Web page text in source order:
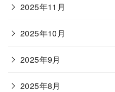
2025年11月
2025年10月
2025年9月
2025年8月